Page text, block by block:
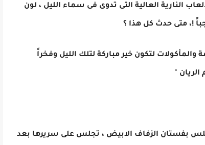
النارية العالية التى تدوى فى سماء الليل ، لون
!، متى حدث كل هذا ؟
لتكون خير مباركة لتلك الليل وفخراً
"
بفستان الزفاف الابيض ، تجلس على سريرها بعد